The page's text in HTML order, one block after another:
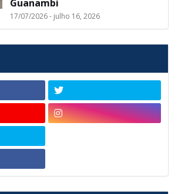
Guanambi
17/07/2026 - julho 16, 2026